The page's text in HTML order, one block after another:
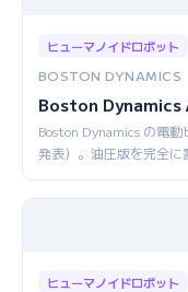
ヒューマノイドロボット
BOSTON DYNAMICS
Boston
Boston Dynamics の電
発表）。油圧版を完全
ヒューマノイドロボット